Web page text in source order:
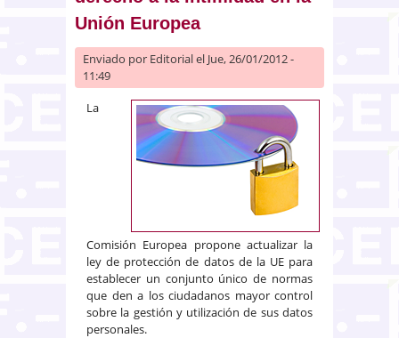
Unión Europea
Enviado por Editorialel Jue, 26/01/2012 -
11:49
La
Comisión Europea propone actualizar la
ley de protección de datos de la UE para
establecer un conjunto único de normas
que den a los ciudadanos mayor control
sobre la gestión y utilización de sus datos
personales.